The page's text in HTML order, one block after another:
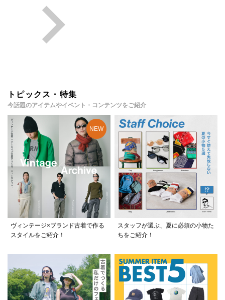
トピックス・特集
今話題のアイテムやイベント・コンテンツをご紹介
ヴィンテージ×ブランド古着で作る
スタイルをご紹介！
スタッフが選ぶ、夏に必須の小物た
ちをご紹介！